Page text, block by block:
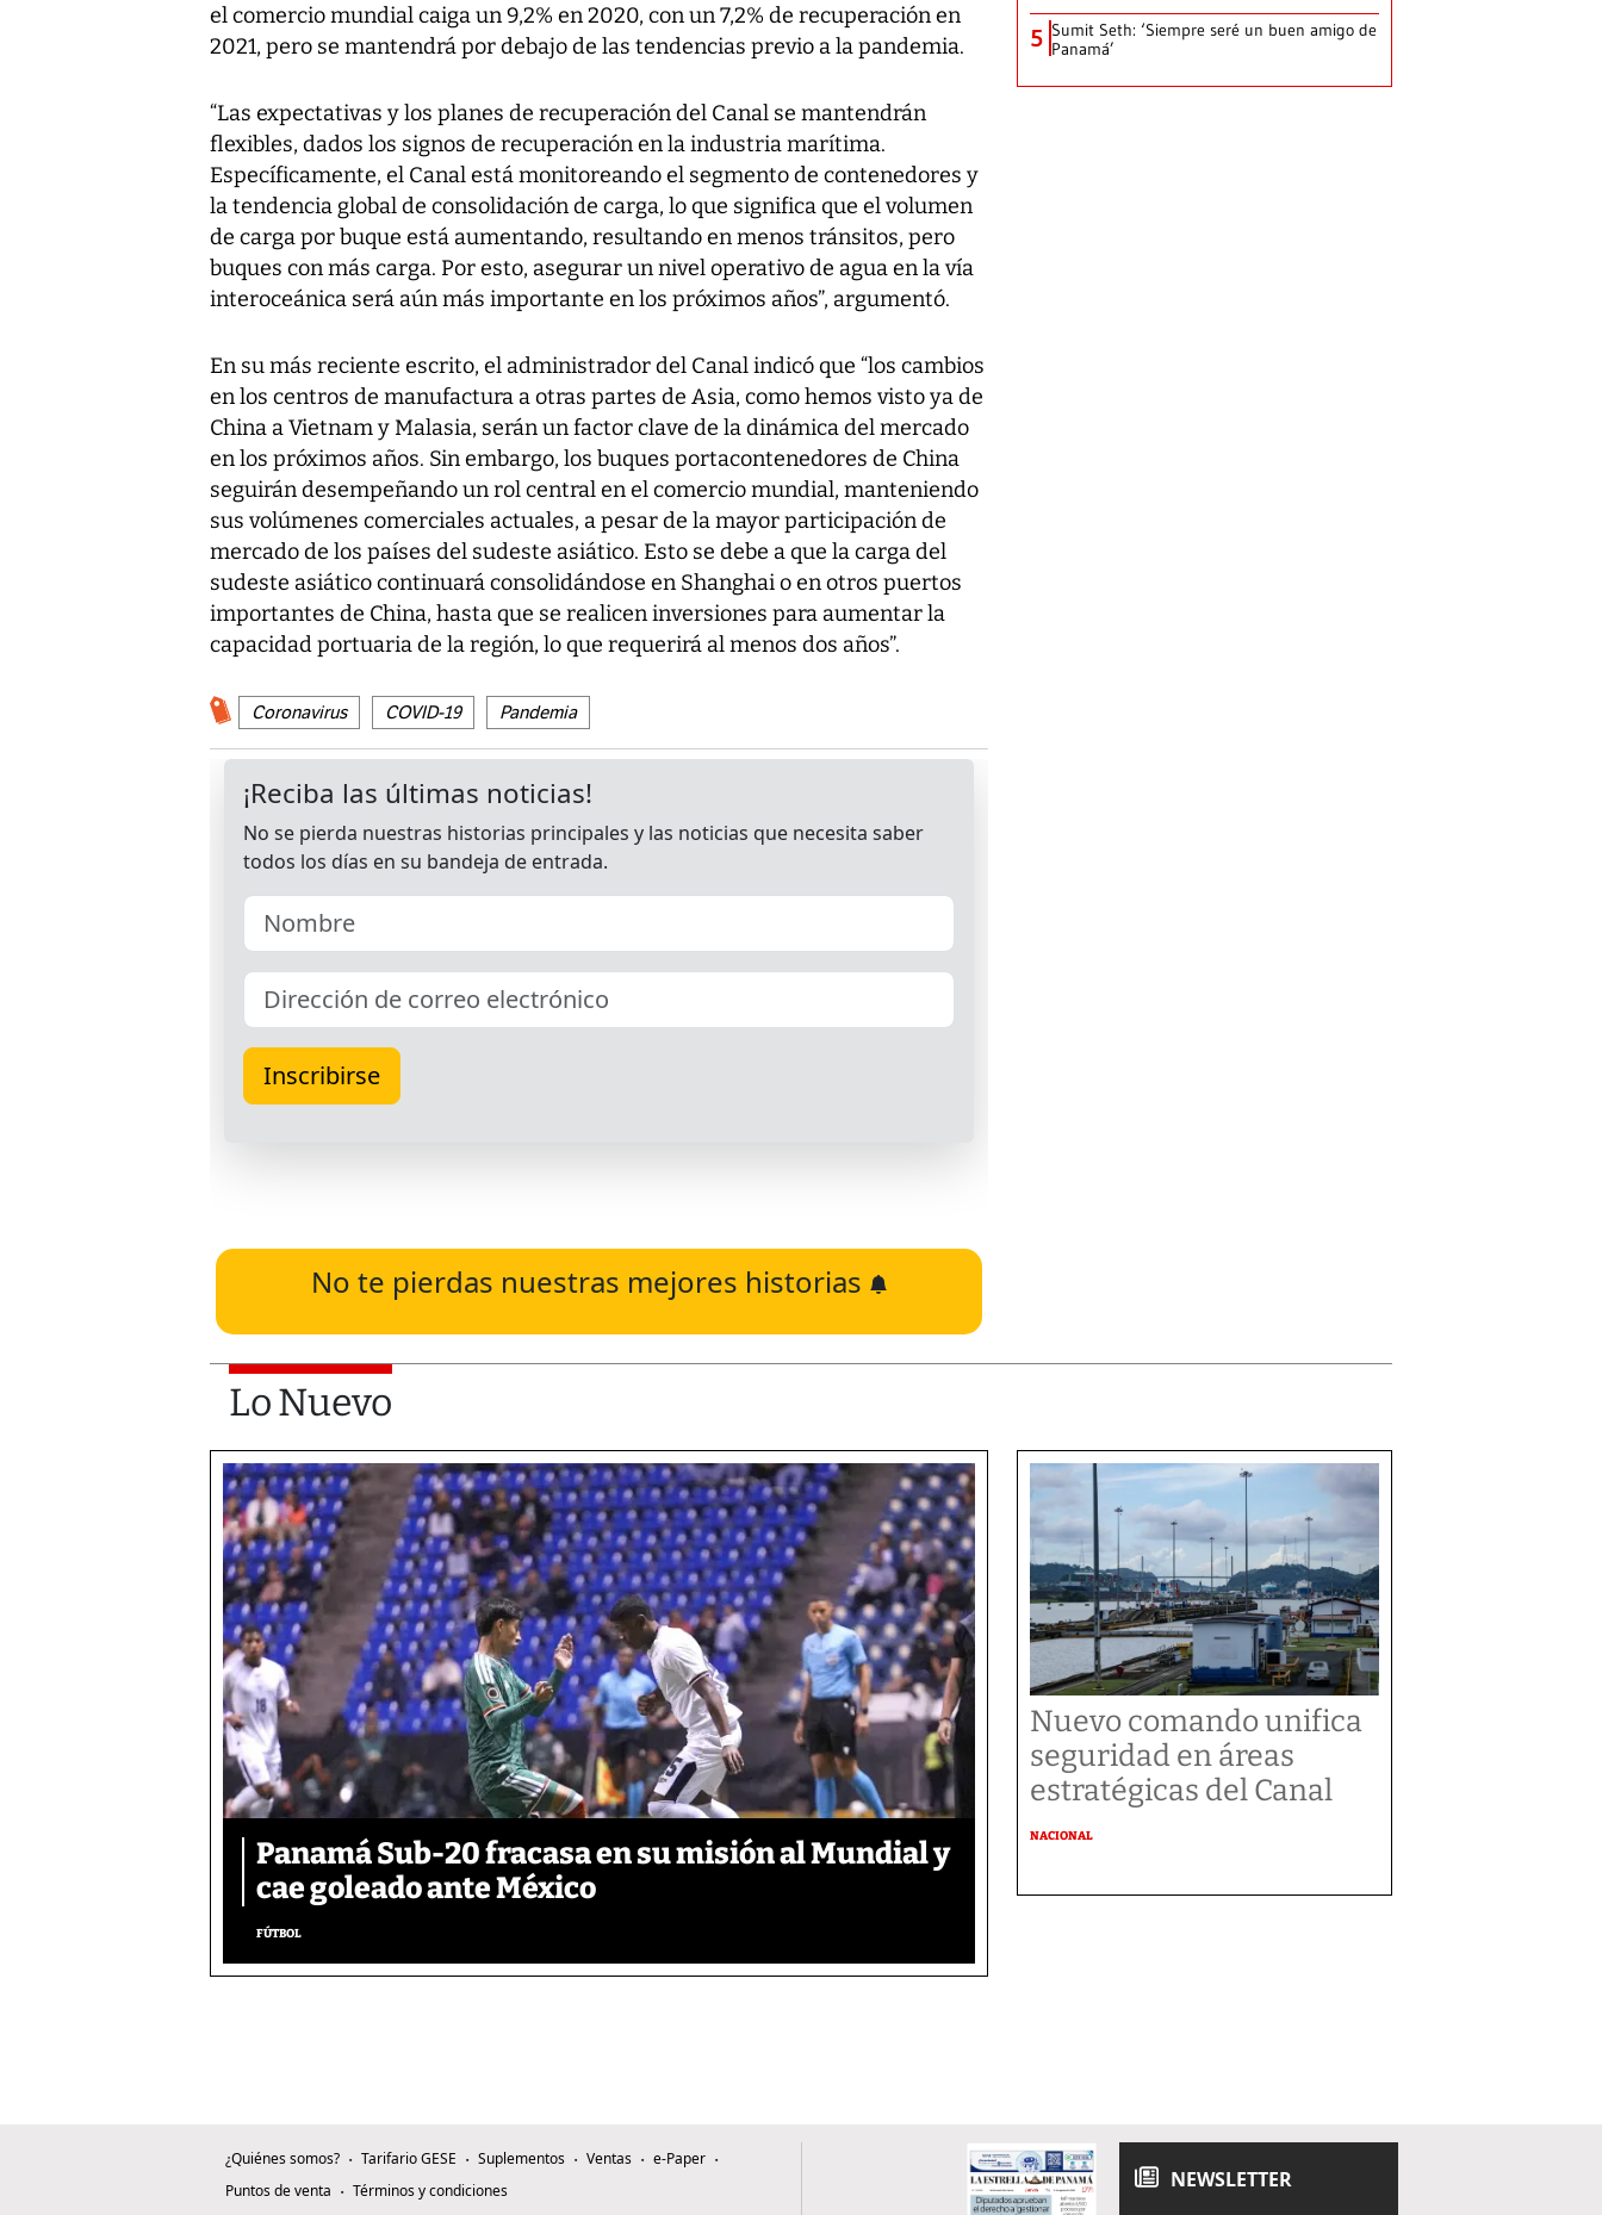
el comercio mundial caiga un 9,2% en 2020, con un 7,2% de recuperación en
2021, pero se mantendrá por debajo de las tendencias previo a la pandemia.
“Las expectativas y los planes de recuperación del Canal se mantendrán
flexibles, dados los signos de recuperación en la industria marítima.
Específicamente, el Canal está monitoreando el segmento de contenedores y
la tendencia global de consolidación de carga, lo que significa que el volumen
de carga por buque está aumentando, resultando en menos tránsitos, pero
buques con más carga. Por esto, asegurar un nivel operativo de agua en la vía
interoceánica será aún más importante en los próximos años”, argumentó.
En su más reciente escrito, el administrador del Canal indicó que “los cambios
en los centros de manufactura a otras partes de Asia, como hemos visto ya de
China a Vietnam y Malasia, serán un factor clave de la dinámica del mercado
en los próximos años. Sin embargo, los buques portacontenedores de China
seguirán desempeñando un rol central en el comercio mundial, manteniendo
sus volúmenes comerciales actuales, a pesar de la mayor participación de
mercado de los países del sudeste asiático. Esto se debe a que la carga del
sudeste asiático continuará consolidándose en Shanghai o en otros puertos
importantes de China, hasta que se realicen inversiones para aumentar la
capacidad portuaria de la región, lo que requerirá al menos dos años”.
Coronavirus COVID-19 Pandemia
No te pierdas nuestras mejores historias
5 Sumit Seth: ‘Siempre seré un buen amigo de
Panamá’
Lo Nuevo
Panamá Sub-20 fracasa en su misión al Mundial y
cae goleado ante México
FÚTBOL
Nuevo comando unifica
seguridad en áreas
estratégicas del Canal
NACIONAL
¿Quiénes somos? Tarifario GESE Suplementos Ventas
e-Paper
Puntos de venta
Términos y condiciones NEWSLETTER